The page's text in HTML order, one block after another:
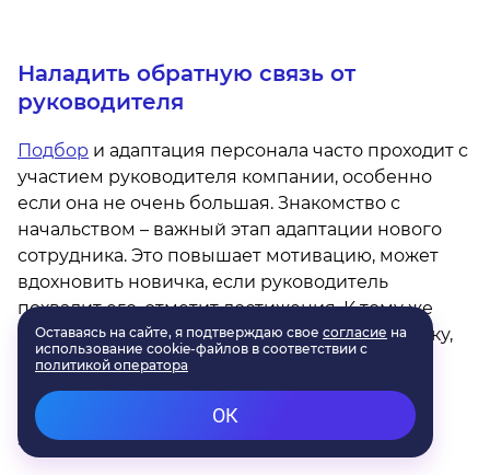
Наладить обратную связь от
руководителя
Подбор и адаптация персонала часто проходит с
участием руководителя компании, особенно
если она не очень большая. Знакомство с
начальством – важный этап адаптации нового
сотрудника. Это повышает мотивацию, может
вдохновить новичка, если руководитель
похвалит его, отметит достижения. К тому же
новый сотрудник без обид воспримет критику,
если она поступит от самого авторитетного
человека компании, постарается быстро
исправлять ошибки и работать более
эффективно.